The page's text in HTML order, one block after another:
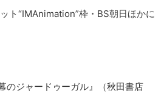
ト“IMAnimation”枠・BS朝日ほかに
のジャードゥーガル』（秋田書店